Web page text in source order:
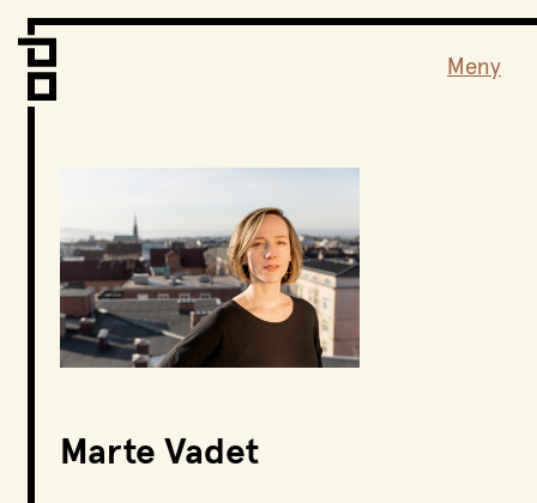
Meny
Vi er LPO
Prosjekter
Nyheter
Kontakt
Marte Vadet